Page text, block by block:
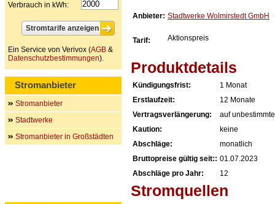
Anbieter: Stadtwerke Wolmirstedt GmbH
Tarif: Aktionspreis
Produktdetails
Kündigungsfrist:
1 Monat
Erstlaufzeit:
12 Monate
Vertragsverlängerung:
auf
Kaution:
keine
Abschläge:
monatlich
Bruttopreise gültig seit:: 01.07.2023
Abschläge pro Jahr:
12
Stromquellen
Verbrauch in kWh:
Ein Service von Verivox (AGB &
Datenschutzbestimmungen).
Stromanbieter
Stromanbieter
Stadtwerke
Stromanbieter in Großstädten